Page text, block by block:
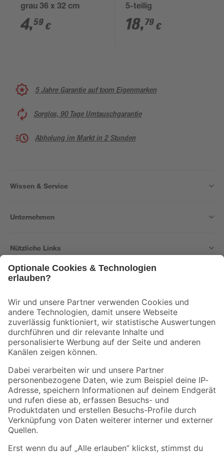
grau 36 x 32 cm
4,59 €
5-teilig
18,79 €
5 Jahre Garantie auf toom Eigenmarken
Sorglos, 90 Tage Umtauschgarantie
Abholung im Markt in 2 Stunden
Wissen & Service
Unternehmen
Nützliche Links
Der toom Newsletter: Keine Angebote und Aktionen mehr verpassen!
Zur Newsletter Anmeldung
Folge uns
Zahlungsarten Versandarten
Sicher einkaufen